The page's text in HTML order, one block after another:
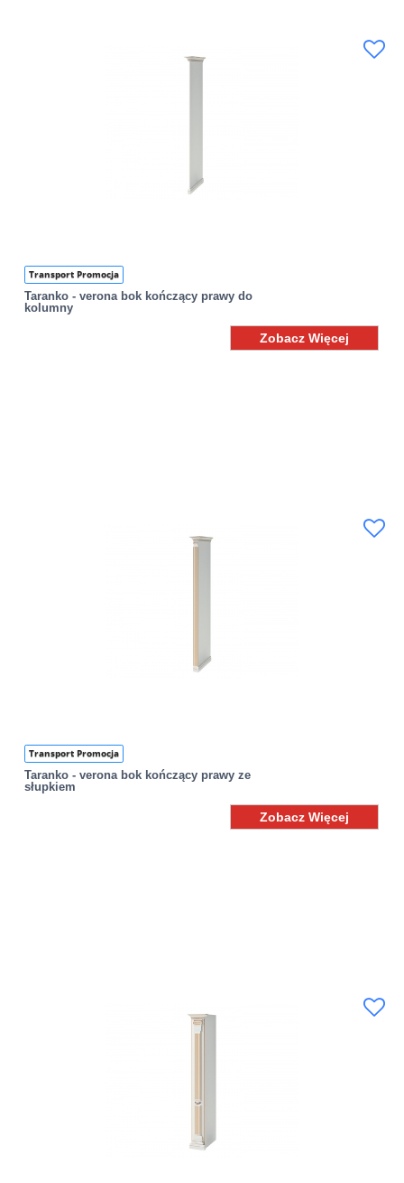
Transport Promocja
Taranko - verona bok kończący prawy do
kolumny
Zobacz Więcej
Transport Promocja
Taranko - verona bok kończący prawy ze
słupkiem
Zobacz Więcej